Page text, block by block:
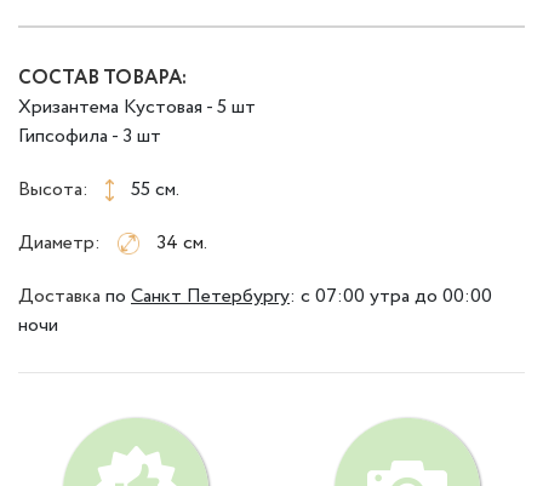
СОСТАВ ТОВАРА:
Хризантема Кустовая - 5 шт
Гипсофила - 3 шт
Высота:
55 см.
Диаметр:
34 см.
Доставка по Санкт Петербургу: с 07:00 утра до 00:00
ночи